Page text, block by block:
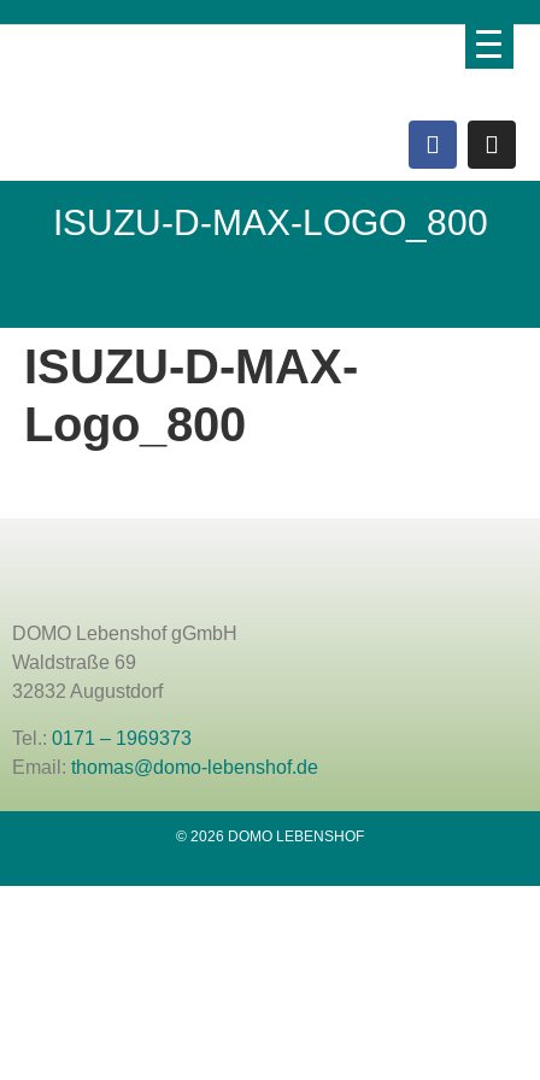
ISUZU-D-MAX-LOGO_800
ISUZU-D-MAX-
Logo_800
DOMO Lebenshof gGmbH
Waldstraße 69
32832 Augustdorf
Tel.: 0171 – 1969373
Email: thomas@domo-lebenshof.de
© 2026 DOMO LEBENSHOF